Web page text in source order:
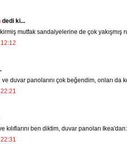
dedi ki...
mutfak sandalyelerine de çok yakışmış
duvar panolarını çok beğendim, onları da
kılıflarını ben diktim, duvar panoları